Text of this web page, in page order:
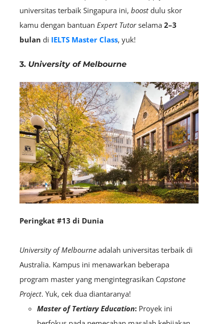
universitas terbaik Singapura ini, boostdulu skor
kamu dengan bantuan ExpertTutorselama 2–3
bulan di IELTS Master Class, yuk!
3. University of Melbourne
Peringkat #13 di Dunia
University of Melbourne adalah universitas terbaik di
Australia. Kampus ini menawarkan beberapa
program master yang mengintegrasikan Capstone
Project. Yuk, cek dua diantaranya!
Master of Tertiary Education: Proyek ini